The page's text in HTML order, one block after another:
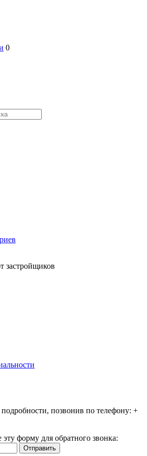
0
застройщиков
позвонив по телефону: +
форму для обратного звонка:
Отправить